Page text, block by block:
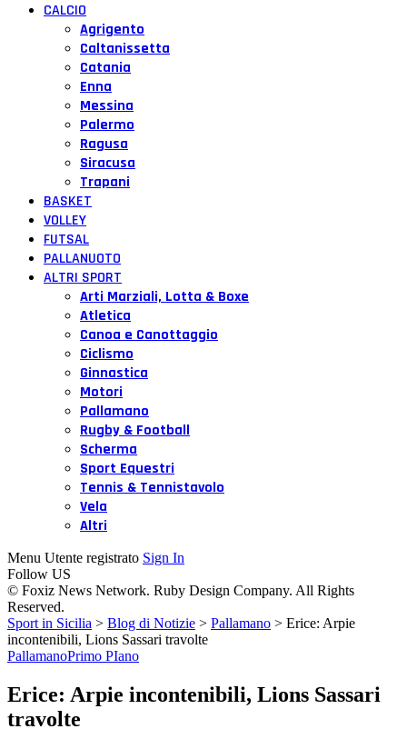
CALCIO
Agrigento
Caltanissetta
Catania
Enna
Messina
Palermo
Ragusa
Siracusa
Trapani
BASKET
VOLLEY
FUTSAL
PALLANUOTO
ALTRI SPORT
Arti Marziali, Lotta & Boxe
Atletica
Canoa e Canottaggio
Ciclismo
Ginnastica
Motori
Pallamano
Rugby & Football
Scherma
Sport Equestri
Tennis & Tennistavolo
Vela
Altri
Menu Utente registrato Sign In
Follow US
© Foxiz News Network. Ruby Design Company. All Rights
Reserved.
Sport in Sicilia > Blog di Notizie > Pallamano > Erice: Arpie
incontenibili, Lions Sassari travolte
PallamanoPrimo PIano
Erice: Arpie incontenibili, Lions Sassari
travolte